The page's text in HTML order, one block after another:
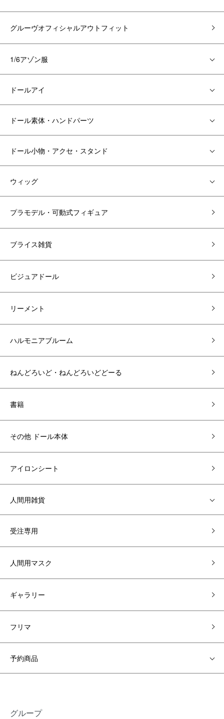
グルーヴオフィシャルアウトフィット
1/6アゾン服
ドールアイ
ドール素体・ハンドパーツ
ドール小物・アクセ・スタンド
ウィッグ
プラモデル・可動式フィギュア
ブライス雑貨
ビジュアドール
リーメント
ハルモニアブルーム
ねんどろいど・ねんどろいどどーる
書籍
その他 ドール本体
アイロンシート
人間用雑貨
受注専用
人間用マスク
ギャラリー
フリマ
予約商品
グループ